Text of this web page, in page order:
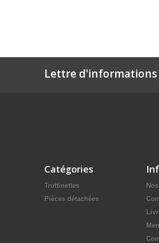
Lettre d'informations
Catégories
Trottinettes
Pièces détachées